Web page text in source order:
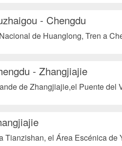
- Chengdu
de Huanglong, Tren a
- Zhangjiajie
de Zhangjiajie,el Puente del
Tianzishan, el Área Escénica de